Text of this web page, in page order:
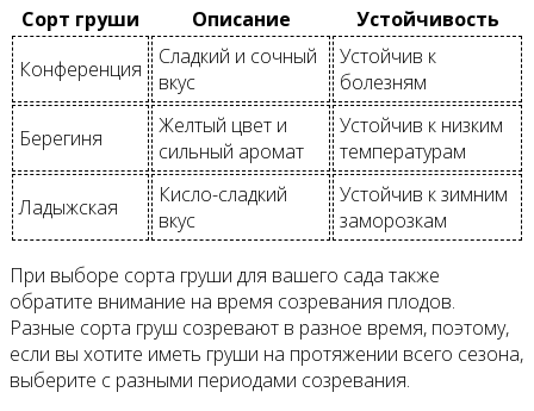
Сорт груши
Описание
Устойчивость
Конференция
Сладкий и сочный
вкус
Устойчив к
болезням
Берегиня
Желтый цвет и
сильный аромат
Устойчив к низким
температурам
Ладыжская
Кисло-сладкий
вкус
Устойчив к зимним
заморозкам
При выборе сорта груши для вашего сада также
обратите внимание на время созревания плодов.
Разные сорта груш созревают в разное время, поэтому,
если вы хотите иметь груши на протяжении всего сезона,
выберите с разными периодами созревания.